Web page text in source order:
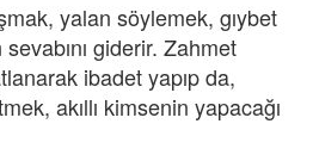
yalan söylemek, gıybet
giderir. Zahmet
ibadet yapıp da,
akıllı kimsenin yapacağı